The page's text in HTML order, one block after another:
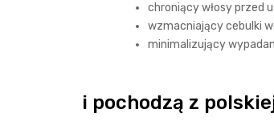
chroniący włosy przed
wzmacniający cebulki
minimalizujący
i pochodzą z